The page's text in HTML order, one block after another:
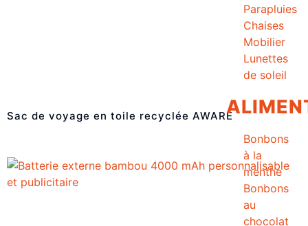
Parapluies
Chaises
Mobilier
Lunettes
de soleil
Bonbons
à la
menthe
Bonbons
au
chocolat
Sac de voyage en toile recyclée AWARE